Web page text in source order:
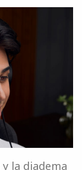
la diadema